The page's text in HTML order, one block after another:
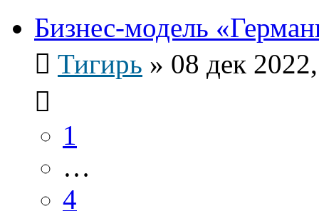
Бизнес-модель
Тигирь » 08 дек
1
…
4